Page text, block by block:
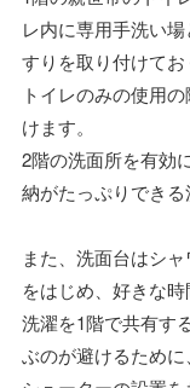
レ内に専用手洗い
すりを取り付けてお
トイレのみの使用
けます。
2階の洗面所を有効
納がたっぷりできる
また、洗面台はシ
をはじめ、好きな時
洗濯を1階で共有す
ぶのが避けるため